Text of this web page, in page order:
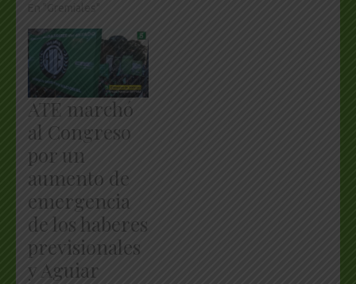
ATE marchó
al Congreso
por un
aumento de
emergencia
de los haberes
previsionales
y Aguiar